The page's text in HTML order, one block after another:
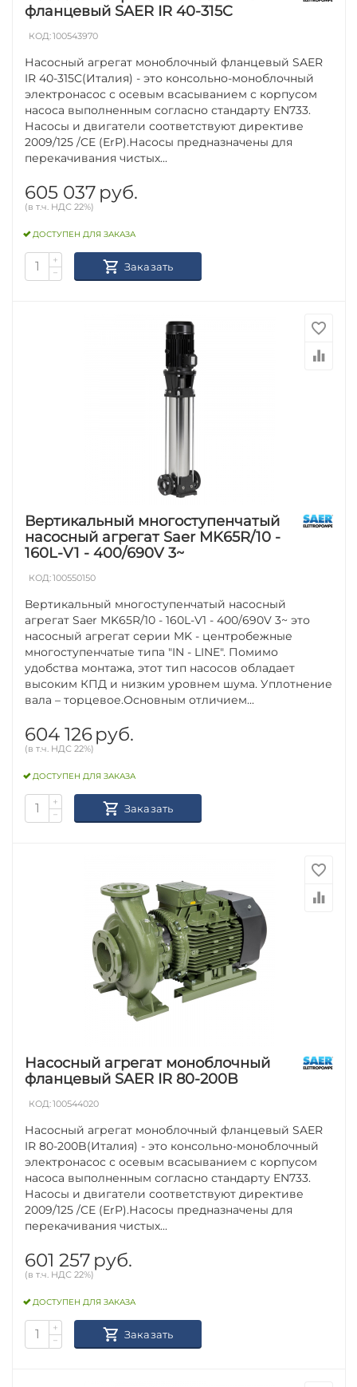
фланцевый SAER IR 40-315C
КОД:100543970
Насосный агрегат моноблочный фланцевый SAER
IR 40-315C(Италия) - это консольно-моноблочный
электронасос с осевым всасыванием с корпусом
насоса выполненным согласно стандарту EN733.
Насосы и двигатели соответствуют директиве
2009/125 /CE (ErP).Насосы предназначены для
перекачивания чистых...
605 037 руб.
(в т.ч. НДС 22%)
ДОСТУПЕН ДЛЯ ЗАКАЗА
+
−
Заказать
Вертикальный многоступенчатый
насосный агрегат Saer MK65R/10 -
160L-V1 - 400/690V 3~
КОД:100550150
Вертикальный многоступенчатый насосный
агрегат Saer MK65R/10 - 160L-V1 - 400/690V 3~ это
насосный агрегат серии MK - центробежные
многоступенчатые типа "IN - LINE". Помимо
удобства монтажа, этот тип насосов обладает
высоким КПД и низким уровнем шума. Уплотнение
вала – торцевое.Основным отличием...
604 126руб.
(в т.ч. НДС 22%)
ДОСТУПЕН ДЛЯ ЗАКАЗА
+
−
Заказать
Насосный агрегат моноблочный
фланцевый SAER IR 80-200B
КОД:100544020
Насосный агрегат моноблочный фланцевый SAER
IR 80-200B(Италия) - это консольно-моноблочный
электронасос с осевым всасыванием с корпусом
насоса выполненным согласно стандарту EN733.
Насосы и двигатели соответствуют директиве
2009/125 /CE (ErP).Насосы предназначены для
перекачивания чистых...
601 257 руб.
(в т.ч. НДС 22%)
ДОСТУПЕН ДЛЯ ЗАКАЗА
+
−
Заказать